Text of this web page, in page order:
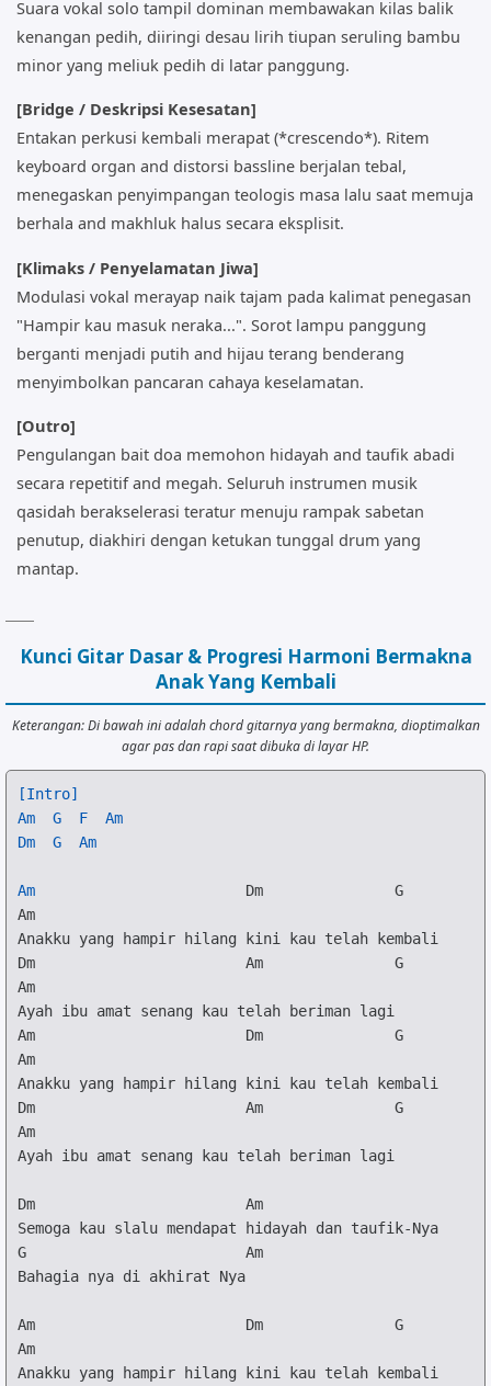
Suara vokal solo tampil dominan membawakan kilas balik
kenangan pedih, diiringi desau lirih tiupan seruling bambu
minor yang meliuk pedih di latar panggung.
[Bridge / Deskripsi Kesesatan]
Entakan perkusi kembali merapat (*crescendo*). Ritem
keyboard organ and distorsi bassline berjalan tebal,
menegaskan penyimpangan teologis masa lalu saat memuja
berhala and makhluk halus secara eksplisit.
[Klimaks / Penyelamatan Jiwa]
Modulasi vokal merayap naik tajam pada kalimat penegasan
"Hampir kau masuk neraka...". Sorot lampu panggung
berganti menjadi putih and hijau terang benderang
menyimbolkan pancaran cahaya keselamatan.
[Outro]
Pengulangan bait doa memohon hidayah and taufik abadi
secara repetitif and megah. Seluruh instrumen musik
qasidah berakselerasi teratur menuju rampak sabetan
penutup, diakhiri dengan ketukan tunggal drum yang
mantap.
Kunci Gitar Dasar & Progresi Harmoni Bermakna
Anak Yang Kembali
Keterangan: Di bawah ini adalah chord gitarnya yang bermakna, dioptimalkan
agar pas dan rapi saat dibuka di layar HP.
[Intro]
Am
G F
Am
Dm
G Am
Am Dm
G
Am
Dm
Am
G
Am
Am
Dm
G
Am
Dm
Am
G
Am
Ayah ibu amat senang kau telah beriman lagi
Dm
Am
G
Am
Bahagia nya di akhirat Nya
Am Dm
G
Am